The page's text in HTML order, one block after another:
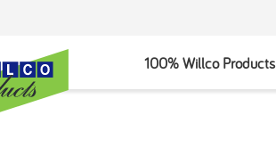
100% Willco Products